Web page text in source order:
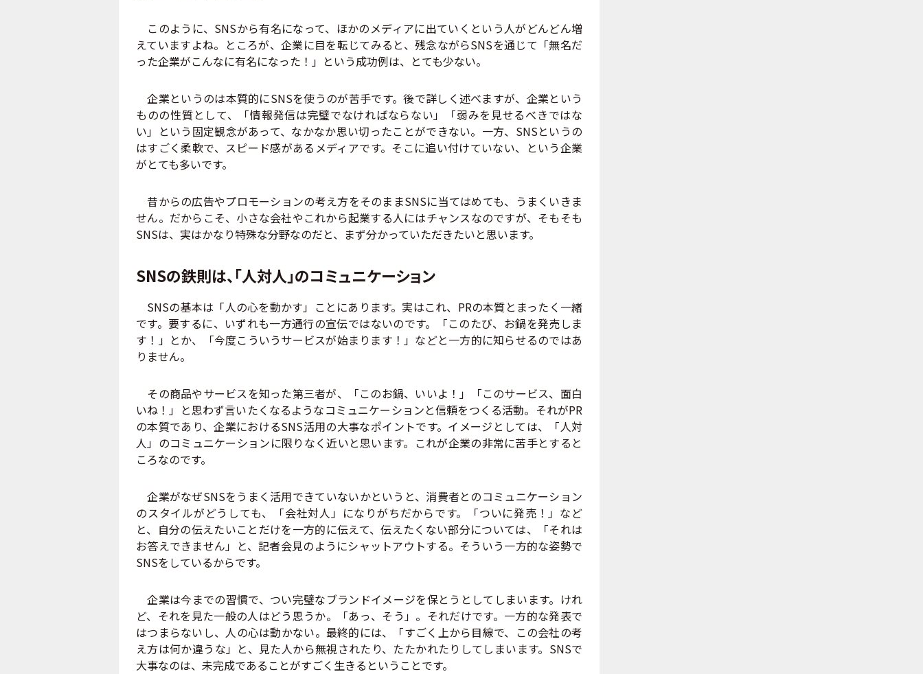
このように、SNSから有名になって、ほかのメディアに出ていくという人がどんどん増
えていますよね。ところが、企業に目を転じてみると、残念ながらSNSを通じて「無名だ
った企業がこんなに有名になった！」という成功例は、とても少ない。
企業というのは本質的にSNSを使うのが苦手です。後で詳しく述べますが、企業という
ものの性質として、「情報発信は完璧でなければならない」「弱みを見せるべきではな
い」という固定観念があって、なかなか思い切ったことができない。一方、SNSというの
はすごく柔軟で、スピード感があるメディアです。そこに追い付けていない、という企業
がとても多いです。
昔からの広告やプロモーションの考え方をそのままSNSに当てはめても、うまくいきま
せん。だからこそ、小さな会社やこれから起業する人にはチャンスなのですが、そもそも
SNSは、実はかなり特殊な分野なのだと、まず分かっていただきたいと思います。
SNSの鉄則は、「人対人」のコミュニケーション
SNSの基本は「人の心を動かす」ことにあります。実はこれ、PRの本質とまったく一緒
です。要するに、いずれも一方通行の宣伝ではないのです。「このたび、お鍋を発売しま
す！」とか、「今度こういうサービスが始まります！」などと一方的に知らせるのではあ
りません。
その商品やサービスを知った第三者が、「このお鍋、いいよ！」「このサービス、面白
いね！」と思わず言いたくなるようなコミュニケーションと信頼をつくる活動。それがPR
の本質であり、企業におけるSNS活用の大事なポイントです。イメージとしては、「人対
人」のコミュニケーションに限りなく近いと思います。これが企業の非常に苦手とすると
ころなのです。
企業がなぜSNSをうまく活用できていないかというと、消費者とのコミュニケーション
のスタイルがどうしても、「会社対人」になりがちだからです。「ついに発売！」など
と、自分の伝えたいことだけを一方的に伝えて、伝えたくない部分については、「それは
お答えできません」と、記者会見のようにシャットアウトする。そういう一方的な姿勢で
SNSをしているからです。
企業は今までの習慣で、つい完璧なブランドイメージを保とうとしてしまいます。けれ
ど、それを見た一般の人はどう思うか。「あっ、そう」。それだけです。一方的な発表で
はつまらないし、人の心は動かない。最終的には、「すごく上から目線で、この会社の考
え方は何か違うな」と、見た人から無視されたり、たたかれたりしてしまいます。SNSで
大事なのは、未完成であることがすごく生きるということです。